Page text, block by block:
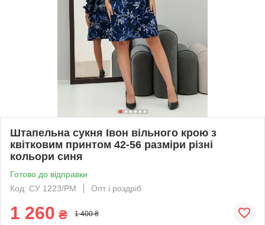
Штапельна сукня Івон вільного крою з
квітковим принтом 42-56 разміри різні
кольори синя
Готово до відправки
Код: СУ 1223/РМ
Опт і роздріб
1 260 ₴ 1 400 ₴